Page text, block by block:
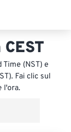
(NST) e
Fai clic sul
l'ora.